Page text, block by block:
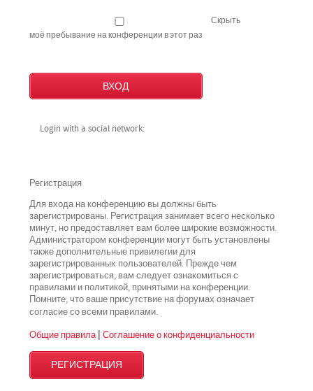
Скрыть
моё пребывание на конференции в этот раз
Login with a social network:
Регистрация
Для входа на конференцию вы должны быть
зарегистрированы. Регистрация занимает всего несколько
минут, но предоставляет вам более широкие возможности.
Администратором конференции могут быть установлены
также дополнительные привилегии для
зарегистрированных пользователей. Прежде чем
зарегистрироваться, вам следует ознакомиться с
правилами и политикой, принятыми на конференции.
Помните, что ваше присутствие на форумах означает
согласие со всемиправилами.
Общие правила| Соглашение о конфиденциальности
РЕГИСТРАЦИЯ